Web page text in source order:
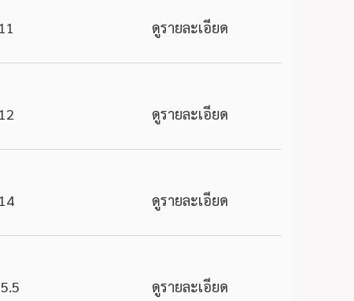
ดูรายละเอียด
ดูรายละเอียด
ดูรายละเอียด
ดูรายละเอียด